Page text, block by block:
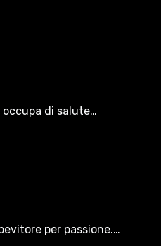
di salute…
per passione.…